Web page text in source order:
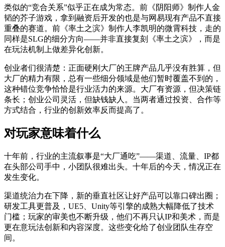
类似的“竞合关系”似乎正在成为常态。前《阴阳师》制作人金
韬的芥子游戏，拿到融资后开发的也是与网易现有产品不直接
重叠的赛道。前《率土之滨》制作人李凯明的微霄科技，走的
同样是SLG的细分方向——并非直接复刻《率土之滨》，而是
在玩法机制上做差异化创新。
创业者们很清楚：正面硬刚大厂的王牌产品几乎没有胜算，但
大厂的精力有限，总有一些细分领域是他们暂时覆盖不到的 ，
这种错位竞争恰恰是行业活力的来源。大厂有资源，但决策链
条长；创业公司灵活，但缺钱缺人。当两者通过投资、合作等
方式结合，行业的创新效率反而提高了。
对玩家意味着什么
十年前，行业的主流叙事是“大厂通吃”——渠道、流量、IP都
在头部公司手中，小团队很难出头。十年后的今天，情况正在
发生变化。
渠道统治力在下降， 新的垂直社区让好产品可以靠口碑出圈 ；
研发工具更普及，UE5、Unity等引擎的成熟大幅降低了技术
门槛 ； 玩家的审美也不断升级，他们不再只认IP和美术，而是
更在意玩法创新和内容深度。这些变化给了创业团队生存空
间。